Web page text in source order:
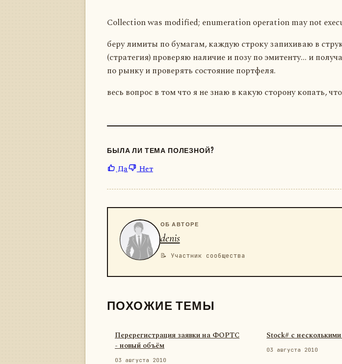
Collection was modified; enumeration operation may not
беру лимиты по бумагам, каждую строку запихиваю в
(стратегия) проверяю наличие и позу по эмитенту... и
по рынку и проверять состояние портфеля.
весь вопрос в том что я не знаю в какую сторону копать,
БЫЛА ЛИ ТЕМА ПОЛЕЗНОЙ?
Да Нет
ОБ АВТОРЕ
denis
📝 Участник сообщества
ПОХОЖИЕ ТЕМЫ
Перерегистрация заявки на ФОРТС
- новый объём
03 августа 2010
Stock# с
03 августа 2010